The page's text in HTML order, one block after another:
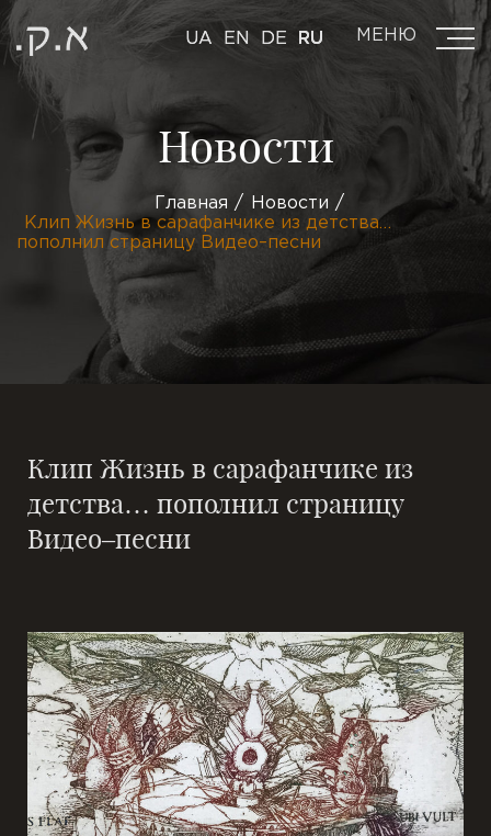
UA EN DE RU МЕНЮ
Новости
Главная
Новости
Клип Жизнь в сарафанчике из детства…
пополнил страницу Видео–песни
Клип Жизнь в сарафанчике из
детства… пополнил страницу
Видео–песни